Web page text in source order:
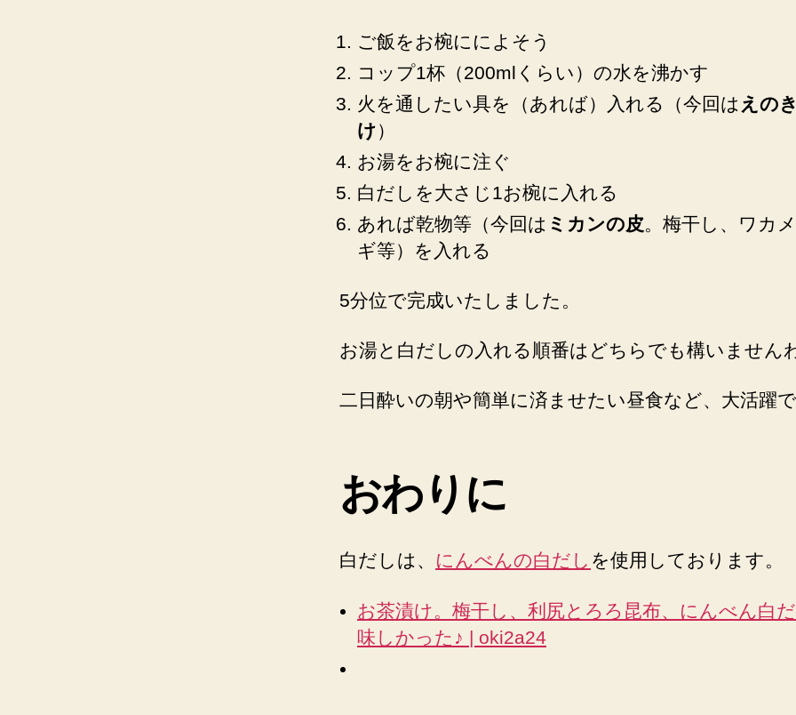
ご飯をお椀にによそう
コップ1杯（200mlくらい）の水を沸かす
火を通したい具を（あれば）入れる（今回は えの
け ）
お湯をお椀に注ぐ
白だしを大さじ1お椀に入れる
あれば乾物等（今回は ミカンの皮。梅干し、ワカ
ギ等）を入れる
5分位で完成いたしました。
お湯と白だしの入れる順番はどちらでも構いません
二日酔いの朝や簡単に済ませたい昼食など、大活躍
おわりに
白だしは、 にんべんの白だし を使用しております。
お茶漬け。梅干し、利尻とろろ昆布、にんべん白
味しかった♪ | oki2a24